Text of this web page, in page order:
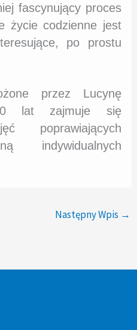
fascynujący proces
życie codzienne jest
po prostu
przez Lucynę
lat zajmuje się
poprawiających
indywidualnych
Następny Wpis →